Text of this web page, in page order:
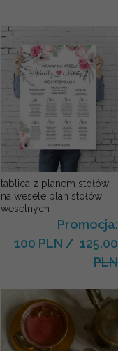
tablica z planem stołów
na wesele plan stołów
weselnych
Promocja:
100 PLN /125.00
PLN